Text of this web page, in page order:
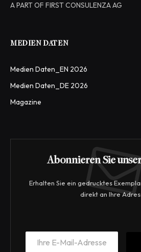
A PART OF FIRST CONSULENZA AG
MEDIEN DATEN
Medien Daten_EN 2026
Medien Daten_DE 2026
Magazine
Abonnieren Sie
Erhalten Sie ein gedrucktes
direkt an Ihre
E